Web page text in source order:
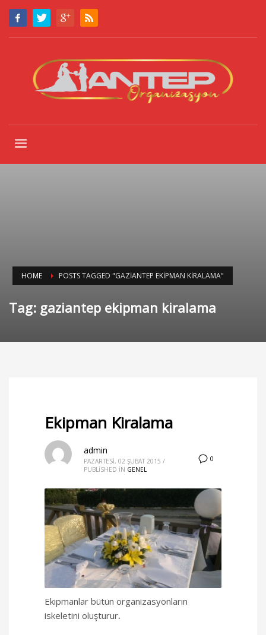
HOME POSTS TAGGED "GAZIANTEP EKIPMAN KIRALAMA"
Tag: gaziantep ekipman kiralama
Ekipman Kiralama
0
admin
PAZARTESI, 02 ŞUBAT 2015 /
PUBLISHED IN GENEL
Ekipmanlar bütün organizasyonların
iskeletini oluşturur.